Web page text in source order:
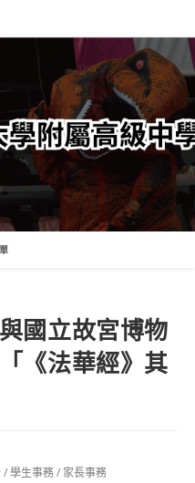
國立故宮博物
《法華經》其
/學生事務/ 家長事務